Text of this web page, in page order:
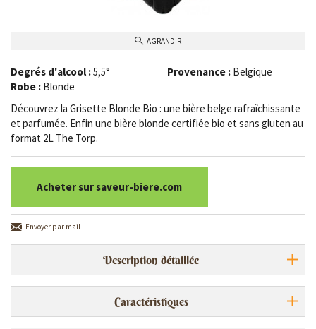
AGRANDIR
Degrés d'alcool :5,5°
Robe : Blonde
Provenance : Belgique
Découvrez la Grisette Blonde Bio : une bière belge rafraîchissante
et parfumée. Enfin une bière blonde certifiée bio et sans gluten au
format 2L The Torp.
Acheter sur saveur-biere.com
Envoyer par mail
Description détaillée
Caractéristiques